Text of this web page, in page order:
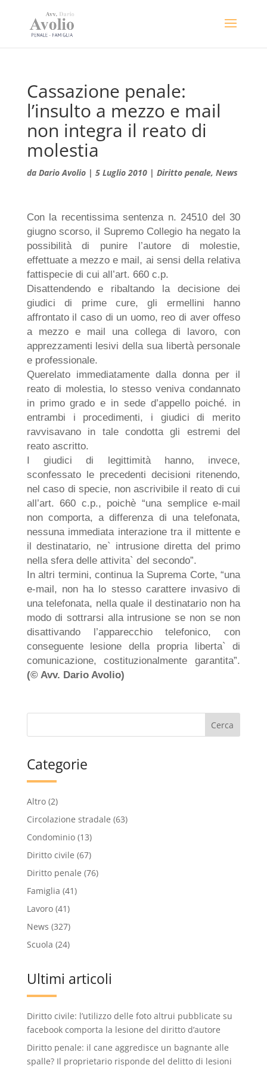
Cassazione penale:
l’insulto a mezzo e mail
non integra il reato di
molestia
da Dario Avolio| 5 Luglio 2010| Diritto penale, News
Con la recentissima sentenza n. 24510 del 30
giugno scorso, il Supremo Collegio ha negato la
possibilità di punire l’autore di molestie,
effettuate a mezzo e mail, ai sensi della relativa
fattispecie di cui all’art. 660 c.p.
Disattendendo e ribaltando la decisione dei
giudici di prime cure, gli ermellini hanno
affrontato il caso di un uomo, reo di aver offeso
a mezzo e mail una collega di lavoro, con
apprezzamenti lesivi della sua libertà personale
e professionale.
Querelato immediatamente dalla donna per il
reato di molestia, lo stesso veniva condannato
in primo grado e in sede d’appello poiché. in
entrambi i procedimenti, i giudici di merito
ravvisavano in tale condotta gli estremi del
reato ascritto.
I giudici di legittimità hanno, invece,
sconfessato le precedenti decisioni ritenendo,
nel caso di specie, non ascrivibile il reato di cui
all’art. 660 c.p., poichè “una semplice e-mail
non comporta, a differenza di una telefonata,
nessuna immediata interazione tra il mittente e
il destinatario, ne` intrusione diretta del primo
nella sfera delle attivita` del secondo”.
In altri termini, continua la Suprema Corte, “una
e-mail, non ha lo stesso carattere invasivo di
una telefonata, nella quale il destinatario non ha
modo di sottrarsi alla intrusione se non se non
disattivando l’apparecchio telefonico, con
conseguente lesione della propria liberta` di
comunicazione, costituzionalmente garantita”.
(© Avv. Dario Avolio)
Categorie
Altro(2)
Circolazione stradale (63)
Condominio(13)
Diritto civile (67)
Diritto penale (76)
Famiglia (41)
Lavoro(41)
News (327)
Scuola (24)
Ultimi articoli
Diritto civile: l’utilizzo delle foto altrui pubblicate su
facebook comporta la lesione del diritto d’autore
Diritto penale: il cane aggredisce un bagnante alle
spalle? Il proprietario risponde del delitto di lesioni